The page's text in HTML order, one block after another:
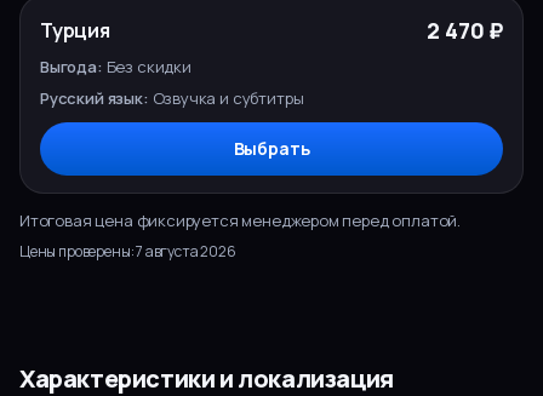
Турция 2 470 ₽
Без скидки
Озвучка и субтитры
Выбрать
Итоговая цена фиксируется менеджером перед оплатой.
Цены проверены:7 августа 2026
Характеристики и локализация